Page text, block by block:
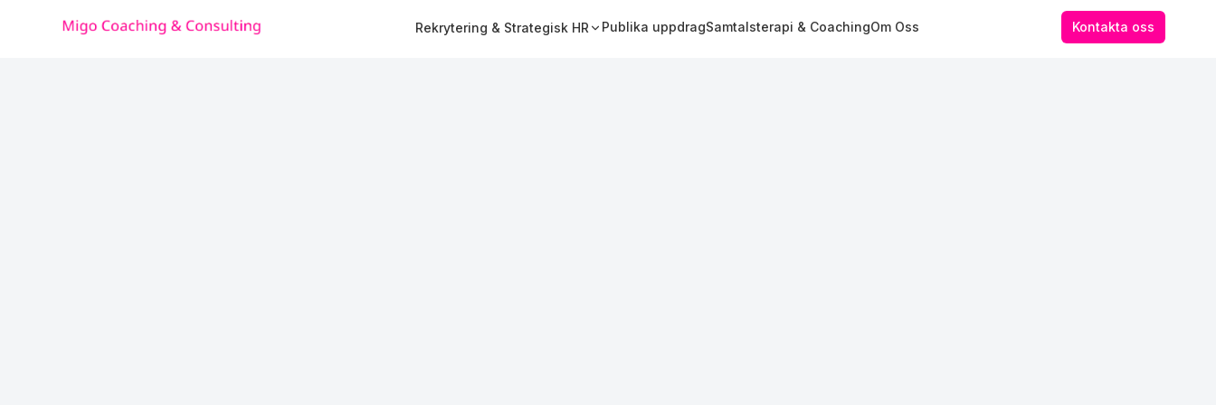
Rekrytering & Strategisk HR Publika uppdragSamtalsterapi & CoachingOm Oss Kontakta oss